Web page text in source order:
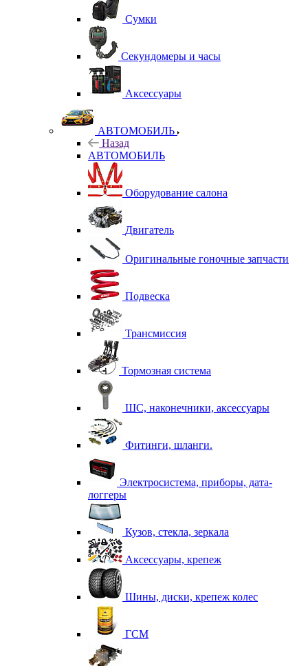
Сумки
Секундомеры и часы
Аксессуары
АВТОМОБИЛЬ
Назад
АВТОМОБИЛЬ
Оборудование салона
Двигатель
Оригинальные гоночные запчасти
Подвеска
Трансмиссия
Тормозная система
ШС, наконечники, аксессуары
Фитинги, шланги.
Электросистема, приборы, дата-
логгеры
Кузов, стекла, зеркала
Аксессуары, крепеж
Шины, диски, крепеж колес
ГСМ